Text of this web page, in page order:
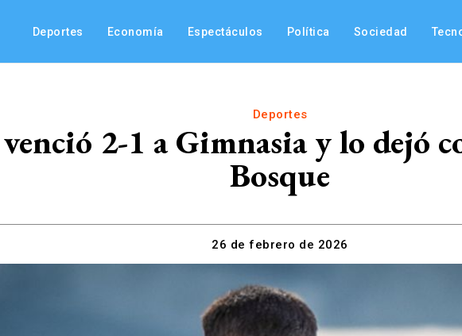
Deportes Economía Espectáculos Política Sociedad
Deportes
2-1 a Gimnasia y lo dejó
Bosque
26 de febrero de 2026